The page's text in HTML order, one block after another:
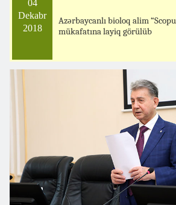
04
Dekabr
2018
Azərbaycanlı bioloq alim
mükafatına layiq görülüb